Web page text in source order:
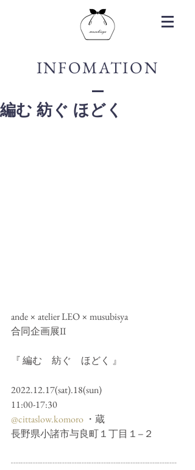
INFOMATION
編む 紡ぐ ほどく
ande × atelier LEO × musubisya
合同企画展II
『 編む　紡ぐ　ほどく 』
2022.12.17(sat).18(sun)
11:00-17:30
@cittaslow.komoro ・蔵
長野県小諸市与良町１丁目１−２
┈┈┈┈┈┈┈┈┈┈┈┈┈┈┈┈┈